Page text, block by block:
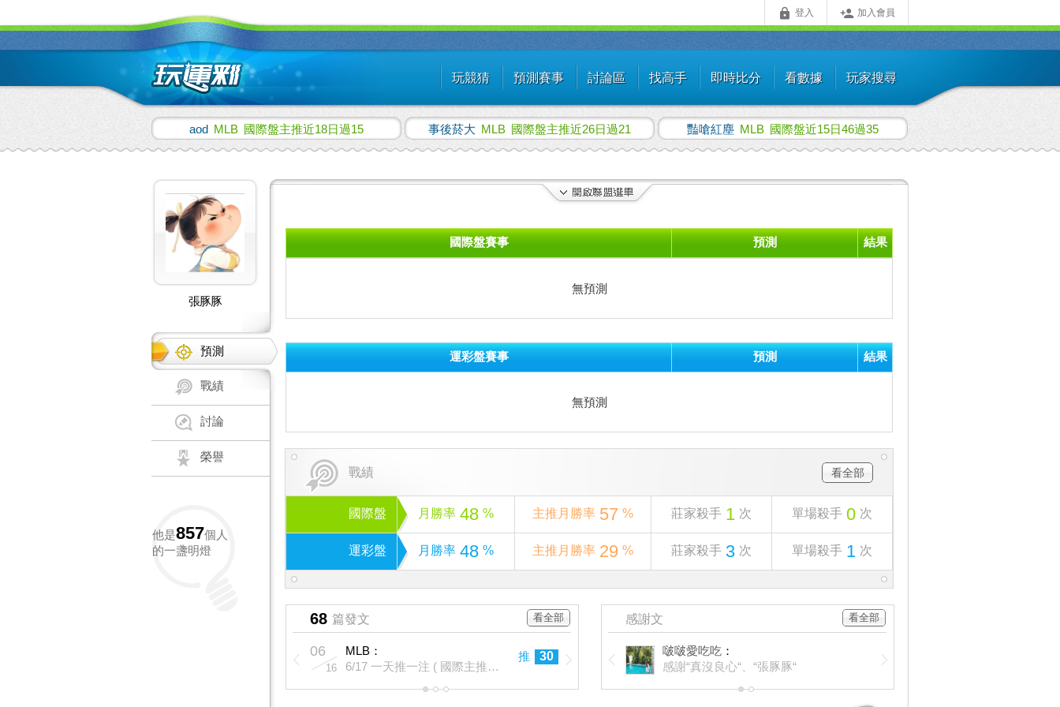
玩競猜 預測賽事 討論區 找高手 即時比分 看數據 玩家搜尋
 登入  加入會員
aod MLB 國際盤主推近18日過15 事後菸大 MLB 國際盤主推近26日過21 豔嗆紅塵 MLB 國際盤近15日46過35
張豚豚
預測
戰績
討論
榮譽
他是857個人
的一盞明燈
國際盤賽事 預測 結果
無預測
運彩盤賽事 預測 結果
無預測
戰績 看全部
國際盤 月勝率 48 % 主推月勝率 57 % 莊家殺手 1 次 單場殺手 0 次
運彩盤 月勝率 48 % 主推月勝率 29 % 莊家殺手 3 次 單場殺手 1 次
68 篇發文 看全部
06
16
MLB：
6/17 一天推一注 ( 國際主推連過13天 )
推 30
感謝文 看全部
啵啵愛吃吃 ：
感謝“真沒良心“、“張豚豚“